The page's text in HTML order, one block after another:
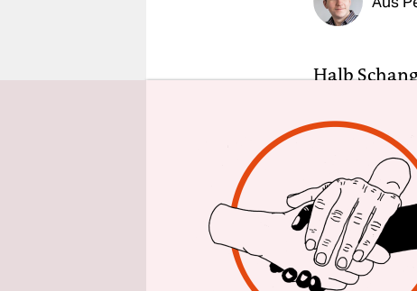
Halb
die
Lauffeuer
Dabei
Dieser